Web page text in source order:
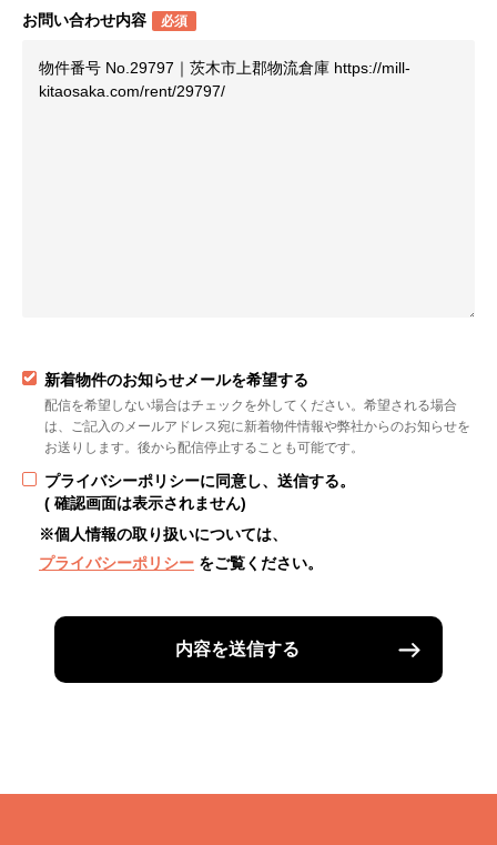
お問い合わせ内容 必須
新着物件のお知らせメールを希望する
配信を希望しない場合はチェックを外してください。希望される場合
は、ご記入のメールアドレス宛に新着物件情報や弊社からのお知らせを
お送りします。後から配信停止することも可能です。
プライバシーポリシーに同意し、送信する。
( 確認画面は表示されません)
※個人情報の取り扱いについては、
プライバシーポリシー をご覧ください。
内容を送信する